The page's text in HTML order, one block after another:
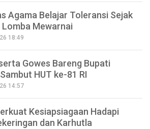
Agama Belajar Toleransi Sejak
Lomba Mewarnai
18:49
Gowes Bareng Bupati
HUT ke-81 RI
14:57
Kesiapsiagaan Hadapi
dan Karhutla